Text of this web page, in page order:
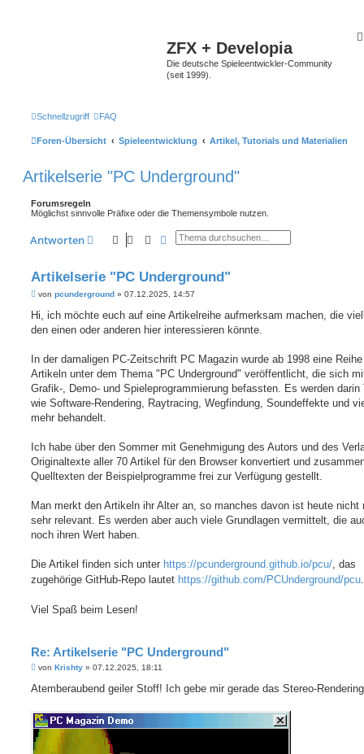
ZFX + Developia
Die deutsche Spieleentwickler-Community
(seit 1999).
Schnellzugriff FAQ
Foren-Übersicht Spieleentwicklung Artikel, Tutorials und Materialien
Artikelserie "PC Underground"
Forumsregeln
Möglichst sinnvolle Präfixe oder die Themensymbole nutzen.
Antworten SucheErweiterte Suche
Artikelserie "PC Underground"
B
i
r
von pcunderground » 07.12.2025, 14:57
Hi, ich möchte euch auf eine Artikelreihe aufmerksam machen, die
den einen oder anderen hier interessieren könnte.
In der damaligen PC-Zeitschrift PC Magazin wurde ab 1998 eine
Artikeln unter dem Thema "PC Underground" veröffentlicht, die sich
Grafik-, Demo- und Spieleprogrammierung befassten. Es werden darin
wie Software-Rendering, Raytracing, Wegfindung, Soundeffekte und
mehr behandelt.
Ich habe über den Sommer mit Genehmigung des Autors und des
Originaltexte aller 70 Artikel für den Browser konvertiert und
Quelltexten der Beispielprogramme frei zur Verfügung gestellt.
Man merkt den Artikeln ihr Alter an, so manches davon ist heute nicht
sehr relevant. Es werden aber auch viele Grundlagen vermittelt, die
noch ihren Wert haben.
Die Artikel finden sich unter https://pcunderground.github.io/pcu/ , das
zugehörige GitHub-Repo lautet https://github.com/PCUnderground/pcu
Viel Spaß beim Lesen!
Re: Artikelserie "PC Underground"
B
i
a
g
von Krishty » 07.12.2025, 18:11
Atemberaubend geiler Stoff! Ich gebe mir gerade das Stereo-